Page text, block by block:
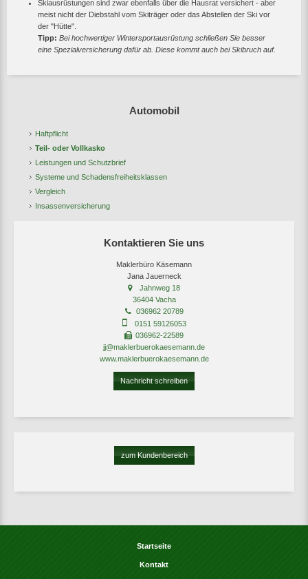
Automobil
Haftpflicht
Teil- oder Vollkasko
Leistungen und Schutzbrief
Systeme und Schadensfreiheitsklassen
Vergleich
Insassenversicherung
Kontaktieren Sie uns
Maklerbüro Käsemann
Jana Jauerneck
Jahnweg 18
36404 Vacha
036962 20789
0151 59126053
036962-22589
jj@maklerbuerokaesemann.de
www.maklerbuerokaesemann.de
Nachricht schreiben
zum Kundenbereich
Skiausrüstungen sind zwar ebenfalls über die Hausrat versichert - aber
meist nicht der Diebstahl vom Skiträger oder das Abstellen der Ski vor
der "Hütte".
Tipp: Bei hochwertiger Wintersportausrüstung schließen Sie besser
eine Spezialversicherung dafür ab. Diese kommt auch bei Skibruch auf.
Startseite
Kontakt